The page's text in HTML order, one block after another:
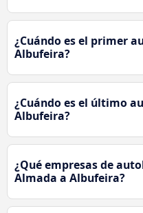
¿Cuándo es el primer
Albufeira?
¿Cuándo es el último
Albufeira?
¿Qué empresas de
Almada a Albufeira?